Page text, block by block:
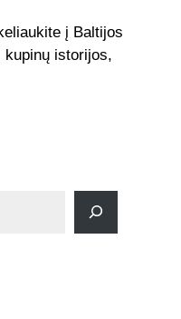
į Baltijos
kupinų istorijos,